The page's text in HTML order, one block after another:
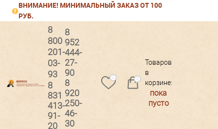
ВНИМАНИЕ! МИНИМАЛЬНЫЙ ЗАКАЗ ОТ 100
РУБ.
Регистрация
8
800
201-
03-
93
8
831
413-
91-
20
8
952
444-
27-
90
8
920
250-
46-
30
0 0
Товаров
в
корзине:
пока
пусто